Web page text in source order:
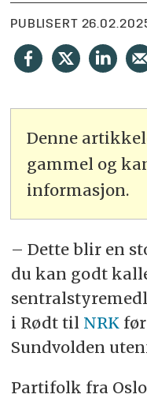
PUBLISERT
Denne
gammel og
informasjon.
– Dette blir en
du kan godt
i Rødt til NRK
Sundvolden
Partifolk fra